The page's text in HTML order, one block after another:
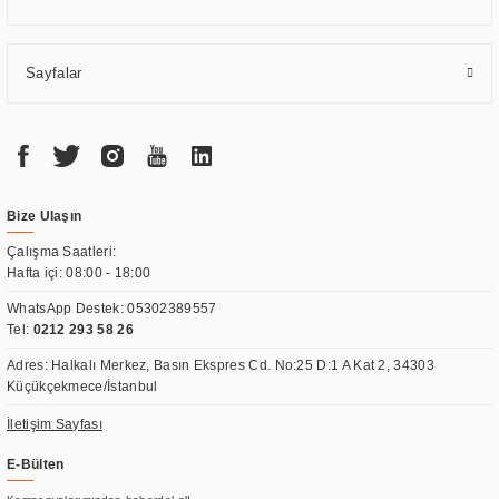
Sayfalar
Bize Ulaşın
Çalışma Saatleri:
Hafta içi: 08:00 - 18:00
WhatsApp Destek:05302389557
Tel: 0212 293 58 26
Adres: Halkalı Merkez, Basın Ekspres Cd. No:25 D:1 A Kat 2, 34303
Küçükçekmece/İstanbul
İletişim Sayfası
E-Bülten